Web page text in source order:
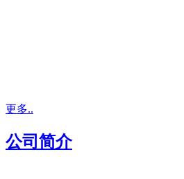
更多..
公司简介